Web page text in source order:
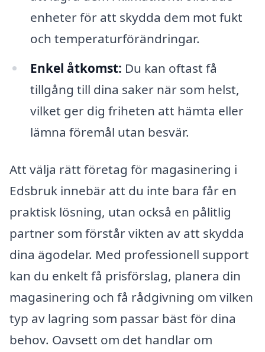
enheter för att skydda dem mot fukt
och temperaturförändringar.
Enkel åtkomst: Du kan oftast få
tillgång till dina saker när som helst,
vilket ger dig friheten att hämta eller
lämna föremål utan besvär.
Att välja rätt företag för magasinering i
Edsbruk innebär att du inte bara får en
praktisk lösning, utan också en pålitlig
partner som förstår vikten av att skydda
dina ägodelar. Med professionell support
kan du enkelt få prisförslag, planera din
magasinering och få rådgivning om vilken
typ av lagring som passar bäst för dina
behov. Oavsett om det handlar om